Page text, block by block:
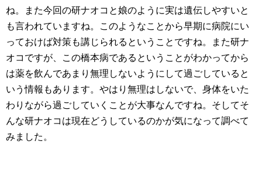
ね。また今回の研ナオコと娘のように実は遺伝しやすいと
も言われていますね。このようなことから早期に病院にい
っておけば対策も講じられるということですね。また研ナ
オコですが、この橋本病であるということがわかってから
は薬を飲んであまり無理しないようにして過ごしていると
いう情報もあります。やはり無理はしないで、身体をいた
わりながら過ごしていくことが大事なんですね。そしてそ
んな研ナオコは現在どうしているのかが気になって調べて
みました。